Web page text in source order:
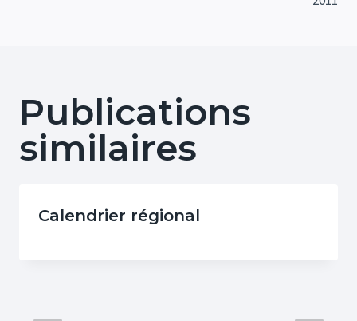
Publications
similaires
Calendrier régional